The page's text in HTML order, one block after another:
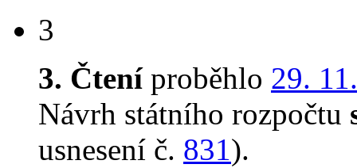
3
3. Čteníproběhlo 29.
Návrh státního rozpočtu
usnesení č. 831).